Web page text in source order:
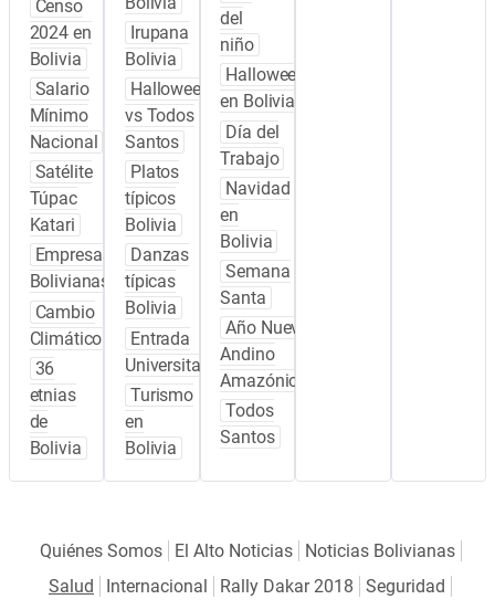
Censo
2024 en
Bolivia
Salario
Mínimo
Nacional
Satélite
Túpac
Katari
Empresas
Bolivianas
Cambio
Climático
36
etnias
de
Bolivia
Irupana
Bolivia
Halloween
vs Todos
Santos
Platos
típicos
Bolivia
Danzas
típicas
Bolivia
Entrada
Universitaria
Turismo
en
Bolivia
del
niño
Halloween
en Bolivia
Día del
Trabajo
Navidad
en
Bolivia
Semana
Santa
Año Nuevo
Andino
Amazónico
Todos
Santos
Quiénes Somos El Alto Noticias
Noticias Bolivianas
Salud
Internacional Rally Dakar 2018
Seguridad